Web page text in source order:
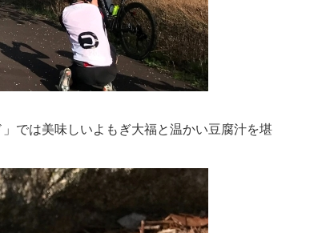
では美味しいよもぎ大福と温かい豆腐汁を堪